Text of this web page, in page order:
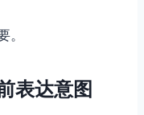
。
表达意图